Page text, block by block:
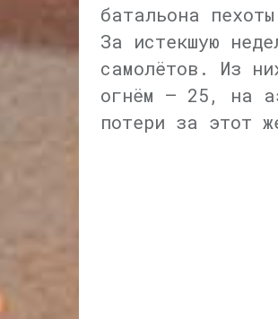
батальона
За истекшую
самолётов. Из
огнём — 25, на
потери за этот